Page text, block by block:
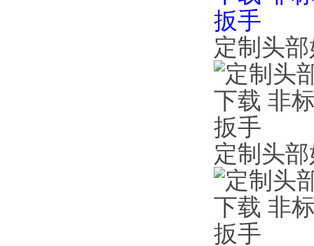
定制头
定制头